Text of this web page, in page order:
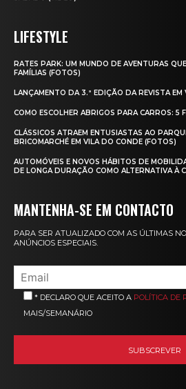
LIFESTYLE
RATES PARK: UM MUNDO DE AVENTURAS
FAMÍLIAS (FOTOS)
LANÇAMENTO DA 3.ª EDIÇÃO DA REVISTA EM
COMO ESCOLHER ABRIGOS PARA CARROS: 5
CLÁSSICOS ATRAEM ENTUSIASTAS AO
BRICOMARCHÉ EM VILA DO CONDE (FOTOS)
AUTOMÓVEIS E NOVOS HÁBITOS DE
DE LONGA DURAÇÃO COMO ALTERNATIVA À
MANTENHA-SE EM CONTACTO
PARA SER ATUALIZADO COM AS ÚLTIMAS
ANÚNCIOS ESPECIAIS.
* DECLARO QUE ACEITO A POLÍTICA DE
MAIS/SEMANÁRIO